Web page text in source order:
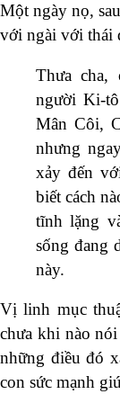
Một ngày nọ,
với ngài với thái
Thưa cha,
người Ki-
Mân Côi,
nhưng
xảy đến
biết cách
tĩnh lặng
sống đang
này.
Vị linh mục
chưa khi nào
những điều đó
con sức mạnh